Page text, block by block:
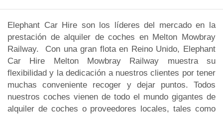
Elephant Car Hire son los líderes del mercado en la
prestación de alquiler de coches en Melton Mowbray
Railway. Con una gran flota en Reino Unido, Elephant
Car Hire Melton Mowbray Railway muestra su
flexibilidad y la dedicación a nuestros clientes por tener
muchas conveniente recoger y dejar puntos. Todos
nuestros coches vienen de todo el mundo gigantes de
alquiler de coches o proveedores locales, tales como